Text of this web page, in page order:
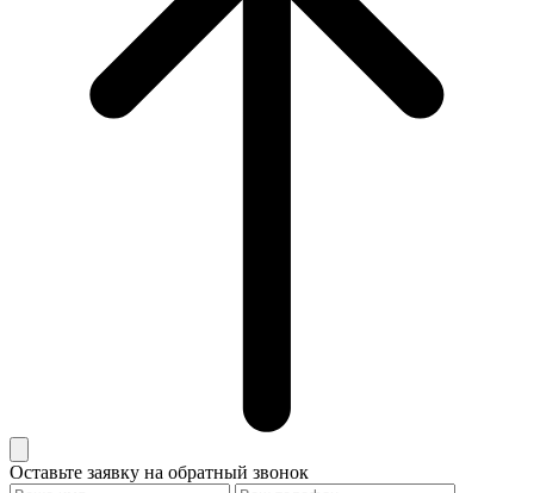
Оставьте заявку на обратный звонок